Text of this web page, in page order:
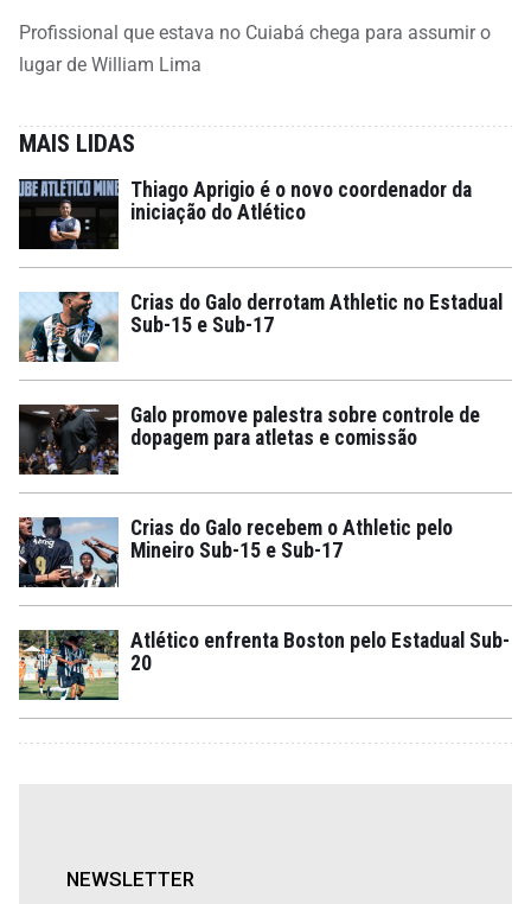
Profissional que estava no Cuiabá chega para assumir o
lugar de William Lima
MAIS LIDAS
Thiago Aprigio é o novo coordenador da
iniciação do Atlético
Crias do Galo derrotam Athletic no Estadual
Sub-15 e Sub-17
Galo promove palestra sobre controle de
dopagem para atletas e comissão
Crias do Galo recebem o Athletic pelo
Mineiro Sub-15 e Sub-17
Atlético enfrenta Boston pelo Estadual Sub-
20
NEWSLETTER